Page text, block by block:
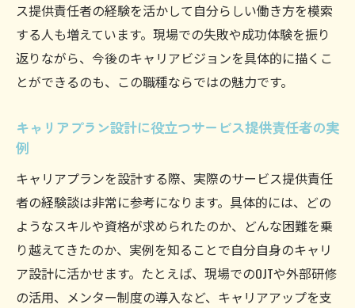
ス提供責任者の経験を活かして自分らしい働き方を模索
する人も増えています。現場での失敗や成功体験を振り
返りながら、今後のキャリアビジョンを具体的に描くこ
とができるのも、この職種ならではの魅力です。
キャリアプラン設計に役立つサービス提供責任者の実
例
キャリアプランを設計する際、実際のサービス提供責任
者の経験談は非常に参考になります。具体的には、どの
ようなスキルや資格が求められたのか、どんな困難を乗
り越えてきたのか、実例を知ることで自分自身のキャリ
ア設計に活かせます。たとえば、現場でのOJTや外部研修
の活用、メンター制度の導入など、キャリアアップを支